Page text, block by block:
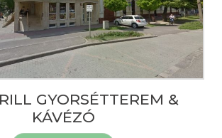
GYORSÉTTEREM &
KÁVÉZÓ